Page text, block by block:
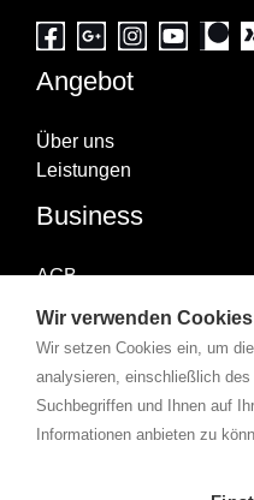
Wir verwenden Cookies
Wir setzen Cookies ein, um
analysieren, einschließlich
Suchbegriffen und Ihnen auf
Informationen anbieten zu
Angebot
Über uns
Leistungen
Business
AGB
Abonniere uns